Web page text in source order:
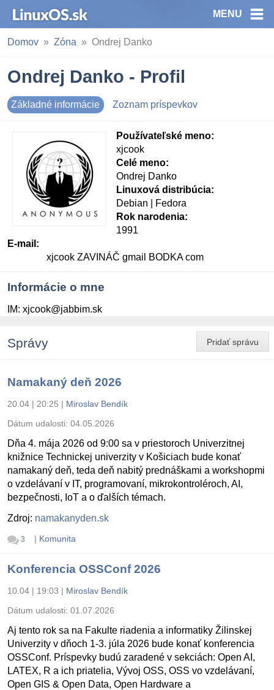
MENU
Domov Zóna Ondrej Danko
Ondrej Danko - Profil
Základné informácie Zoznam príspevkov
Používateľské meno:
xjcook
Celé meno:
Ondrej Danko
Linuxová distribúcia:
Debian | Fedora
Rok narodenia:
1991
E-mail:
xjcook ZAVINÁČ gmail BODKA com
Informácie o mne
IM: xjcook@jabbim.sk
Pridať správu
Správy
Namakaný deň 2026
20.04 | 20:25 | Miroslav Bendík
Dátum udalosti: 04.05.2026
Dňa 4. mája 2026 od 9:00 sa v priestoroch Univerzitnej
knižnice Technickej univerzity v Košiciach bude konať
namakaný deň, teda deň nabitý prednáškami a workshopmi
o vzdelávaní v IT, programovaní, mikrokontroléroch, AI,
bezpečnosti, IoT a o ďalších témach.
Zdroj: namakanyden.sk
3 | Komunita
Konferencia OSSConf 2026
10.04 | 19:03 | Miroslav Bendík
Dátum udalosti: 01.07.2026
Aj tento rok sa na Fakulte riadenia a informatiky Žilinskej
Univerzity v dňoch 1-3. júla 2026 bude konať konferencia
OSSConf. Príspevky budú zaradené v sekciách: Open AI,
LATEX, R a ich priatelia, Vývoj OSS, OSS vo vzdelávaní,
Open GIS & Open Data, Open Hardware a